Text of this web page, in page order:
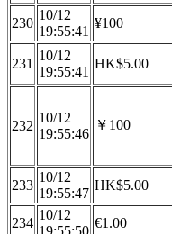
230
10/12
19:55:41
¥100
231
10/12
19:55:41
HK$5.00
232
10/12
19:55:46
￥100
233
10/12
19:55:47
HK$5.00
234
10/12
19:55:50
€1.00